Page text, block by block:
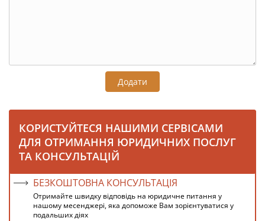
Додати
КОРИСТУЙТЕСЯ НАШИМИ СЕРВІСАМИ
ДЛЯ ОТРИМАННЯ ЮРИДИЧНИХ ПОСЛУГ
ТА КОНСУЛЬТАЦІЙ
БЕЗКОШТОВНА КОНСУЛЬТАЦІЯ
Отримайте швидку відповідь на юридичне питання у
нашому месенджері, яка допоможе Вам зорієнтуватися у
подальших діях